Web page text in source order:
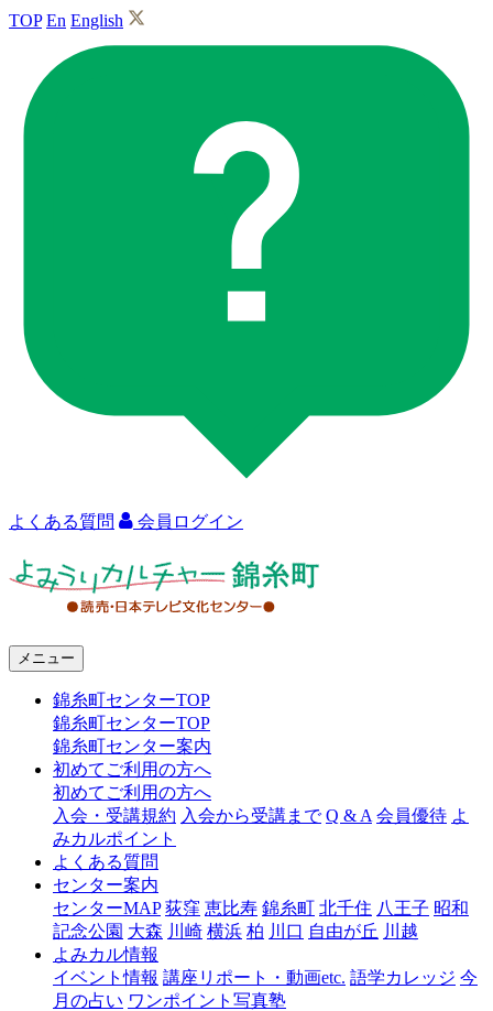
TOP En English
よくある質問 会員ログイン
ャ
糸
メニュー
錦糸町センターTOP
錦糸町センターTOP
錦糸町センター案内
初めてご利用の方へ
初めてご利用の方へ
入会・受講規約 入会から受講まで Q & A 会員優待 よ
みカルポイント
よくある質問
センター案内
センターMAP 荻窪 恵比寿 錦糸町 北千住 八王子 昭和
記念公園 大森 川崎 横浜 柏 川口 自由が丘 川越
よみカル情報
イベント情報 講座リポート・動画etc. 語学カレッジ 今
月の占い ワンポイント写真塾